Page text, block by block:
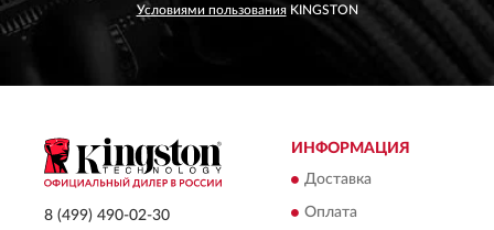
Условиями пользованияKINGSTON
8 (499) 490-02-30
ИНФОРМАЦИЯ
Доставка
Оплата